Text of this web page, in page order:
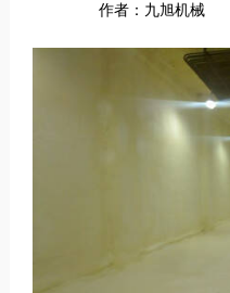
作者：九旭机械